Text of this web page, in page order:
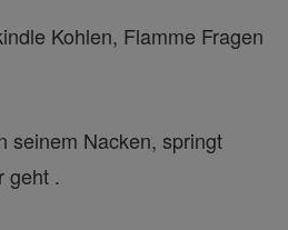
Kohlen, Flamme Fragen
seinem Nacken, springt
geht .